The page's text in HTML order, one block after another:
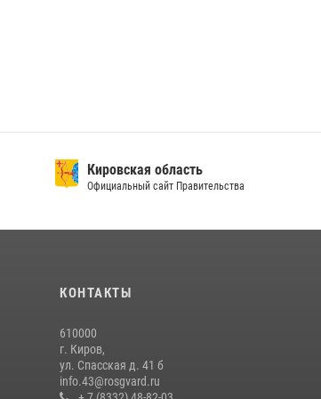
Кировская область
Официальный сайт Правительства
КОНТАКТЫ
610000
г. Киров,
ул. Спасская д. 41 б
info.43@rosgvard.ru